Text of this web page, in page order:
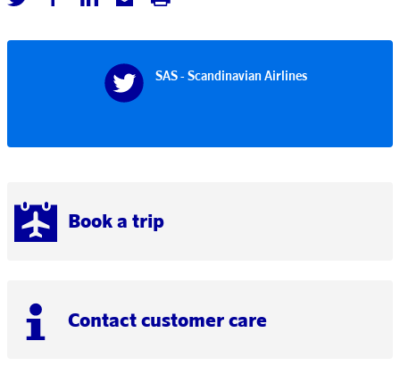
Book a trip
Contact customer care
SAS - Scandinavian Airlines